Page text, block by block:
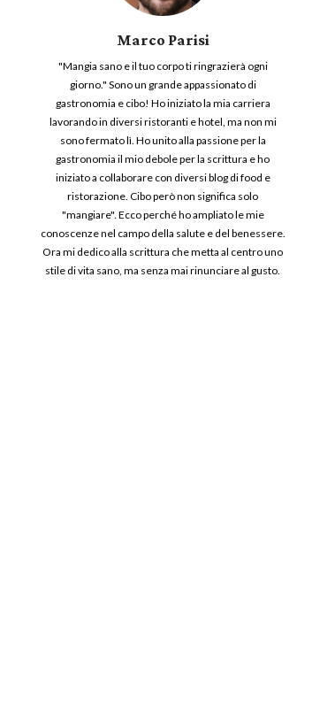
Marco Parisi
"Mangia sano e il tuo corpo ti ringrazierà ogni
giorno." Sono un grande appassionato di
gastronomia e cibo! Ho iniziato la mia carriera
lavorando in diversi ristoranti e hotel, ma non mi
sono fermato lì. Ho unito alla passione per la
gastronomia il mio debole per la scrittura e ho
iniziato a collaborare con diversi blog di food e
ristorazione. Cibo però non significa solo
"mangiare". Ecco perché ho ampliato le mie
conoscenze nel campo della salute e del benessere.
Ora mi dedico alla scrittura che metta al centro uno
stile di vita sano, ma senza mai rinunciare al gusto.